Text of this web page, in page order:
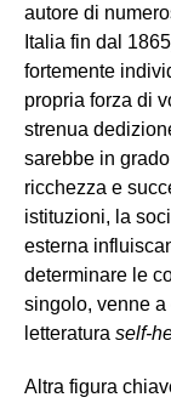
autore di
Italia fin dal
fortemente
propria forza di
strenua
sarebbe in
ricchezza e
istituzioni, la
esterna
determinare le
singolo, venne
letteratura self-
Altra figura